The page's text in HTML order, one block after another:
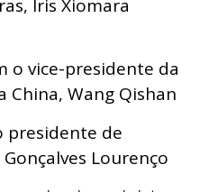
Iris Xiomara
o vice-presidente da
China, Wang Qishan
presidente de
Lourenço